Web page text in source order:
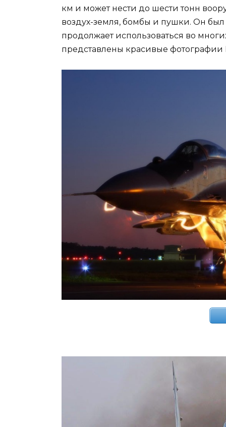
км и может нести до шести тонн
воздух-земля, бомбы и пушки. Он
продолжает использоваться во
представлены красивые фотографии